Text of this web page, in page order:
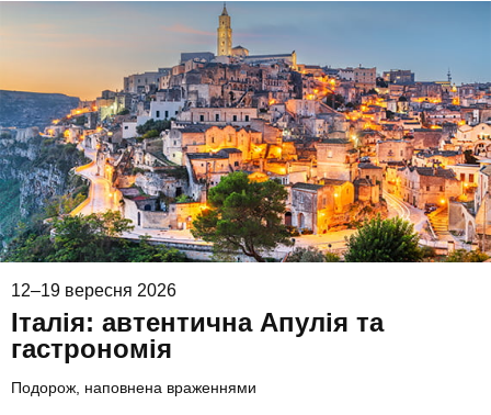
12–19 вересня 2026
Італія: автентична Апулія та
гастрономія
Подорож, наповнена враженнями